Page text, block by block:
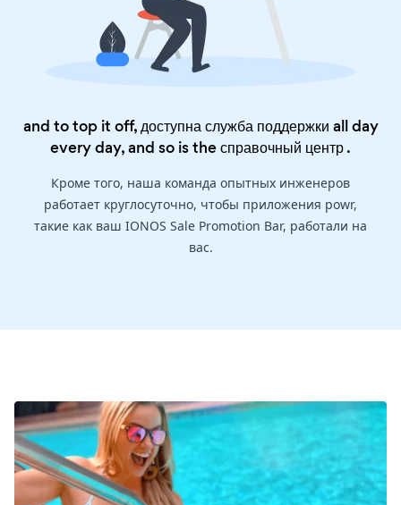
and to top it off, доступна служба поддержки all day
every day, and so is theсправочный центр.
Кроме того, наша команда опытных инженеров
работает круглосуточно, чтобы приложения powr,
такие как ваш IONOS Sale Promotion Bar, работали на
вас.